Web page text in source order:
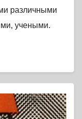
различными
учеными.